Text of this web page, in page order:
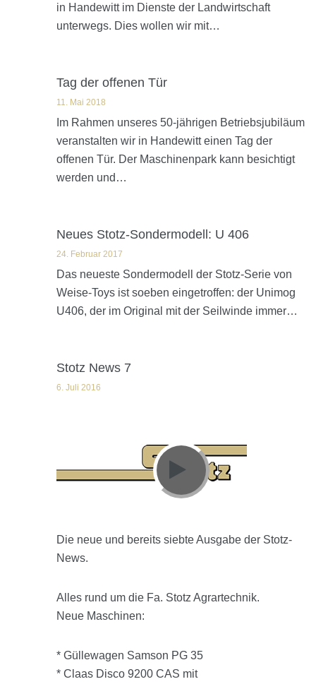
in Handewitt im Dienste der Landwirtschaft
unterwegs. Dies wollen wir mit…
Tag der offenen Tür
11. Mai 2018
Im Rahmen unseres 50-jährigen Betriebsjubiläum
veranstalten wir in Handewitt einen Tag der
offenen Tür. Der Maschinenpark kann besichtigt
werden und…
Neues Stotz-Sondermodell: U 406
24. Februar 2017
Das neueste Sondermodell der Stotz-Serie von
Weise-Toys ist soeben eingetroffen: der Unimog
U406, der im Original mit der Seilwinde immer…
Stotz News 7
6. Juli 2016
Die neue und bereits siebte Ausgabe der Stotz-
News.
Alles rund um die Fa. Stotz Agrartechnik.
Neue Maschinen:
* Güllewagen Samson PG 35
* Claas Disco 9200 CAS mit